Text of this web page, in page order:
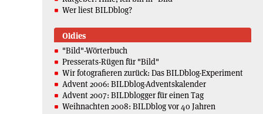
Wer liest BILDblog?
Oldies
"Bild"-Wörterbuch
Presserats-Rügen für "Bild"
Wir fotografieren zurück: Das BILDblog-Experiment
Advent 2006: BILDblog-Adventskalender
Advent 2007: BILDblogger für einen Tag
Weihnachten 2008: BILDblog vor 40 Jahren